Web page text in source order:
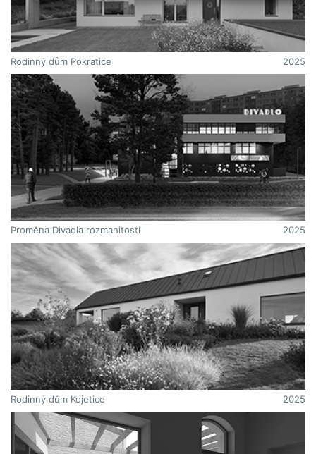
Rodinný dům Pokratice 2025
Proměna Divadla rozmanitostí 2025
Rodinný dům Kojetice 2025